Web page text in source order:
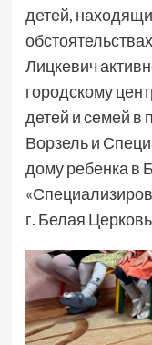
детей,
Лицкевич
городскому
детей и семей в
Ворзель и
дому ребенка в
г. Белая